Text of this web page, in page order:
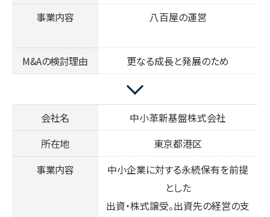
事業内容
八百屋の運営
M&Aの検討理由 更なる成長と発展のため
会社名
中小革新基盤株式会社
所在地
東京都港区
事業内容
中小企業に対する永続保有を前提
とした
出資・株式譲受。出資先の経営の支